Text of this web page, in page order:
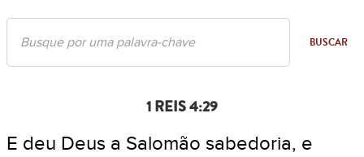
BUSCAR
1 REIS 4:29
E deu Deus a Salomão sabedoria, e